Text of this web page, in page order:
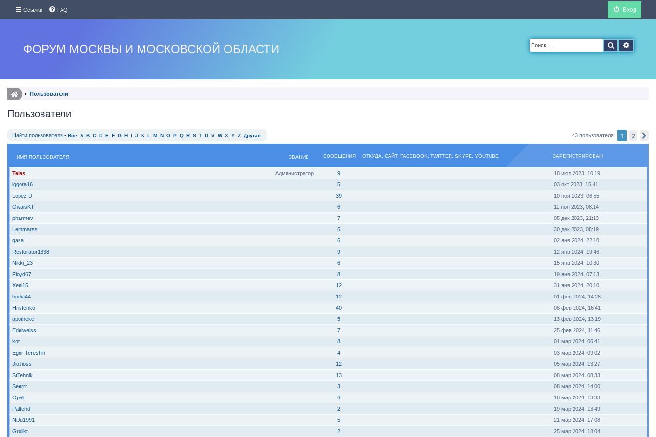
Ссылки FAQ Вход
ФОРУМ МОСКВЫ И МОСКОВСКОЙ ОБЛАСТИ Поиск
Пользователи
Пользователи
Найти пользователя • Все A B C D E F G H I J K L M N O P Q R S T U V W X Y Z Другая 43 пользователя 1 2
ЗВАНИЕ
ИМЯ ПОЛЬЗОВАТЕЛЯ СООБЩЕНИЯ ОТКУДА, САЙТ, FACEBOOK, TWITTER, SKYPE, YOUTUBE ЗАРЕГИСТРИРОВАН
Администратор
Telas 9
18 июл 2023, 10:19
iggora16
5
03 окт 2023, 15:41
Lopez D
39
10 ноя 2023, 06:55
OwaisKT
6
11 ноя 2023, 08:14
pharmev
7
05 дек 2023, 21:13
Lemmarss
6
30 дек 2023, 08:19
gasa
6
02 янв 2024, 22:10
Restorator1338
9
12 янв 2024, 19:46
Nikki_23
6
15 янв 2024, 10:30
Floyd67
8
19 янв 2024, 07:13
Xeni15
12
31 янв 2024, 20:10
bodia44
12
01 фев 2024, 14:28
Hristenko
40
08 фев 2024, 16:41
apotheke
5
13 фев 2024, 13:19
Edelweiss
7
25 фев 2024, 11:46
kot
8
01 мар 2024, 06:41
Egor Tereshin
4
03 мар 2024, 09:02
JioJioss
12
05 мар 2024, 13:27
StTehnik
13
08 мар 2024, 08:33
Seerrr
3
08 мар 2024, 14:00
Opell
6
18 мар 2024, 13:33
Pattend
2
19 мар 2024, 13:49
NiJu1991
5
21 мар 2024, 17:08
Grolikt
2 25 мар 2024, 18:04